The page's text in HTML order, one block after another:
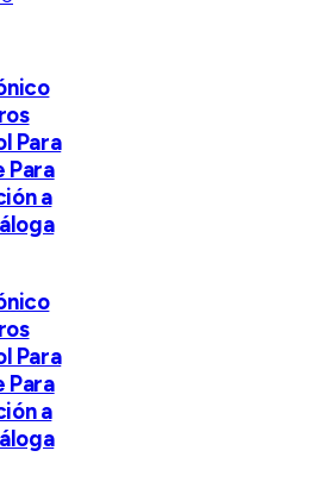
Para
Para
a
Para
Para
a